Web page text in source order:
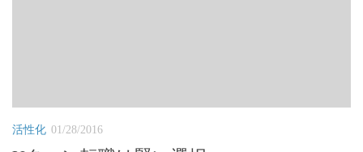
活性化 01/28/2016